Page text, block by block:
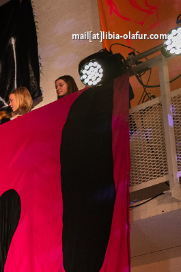
mail[at]libia-olafur.com